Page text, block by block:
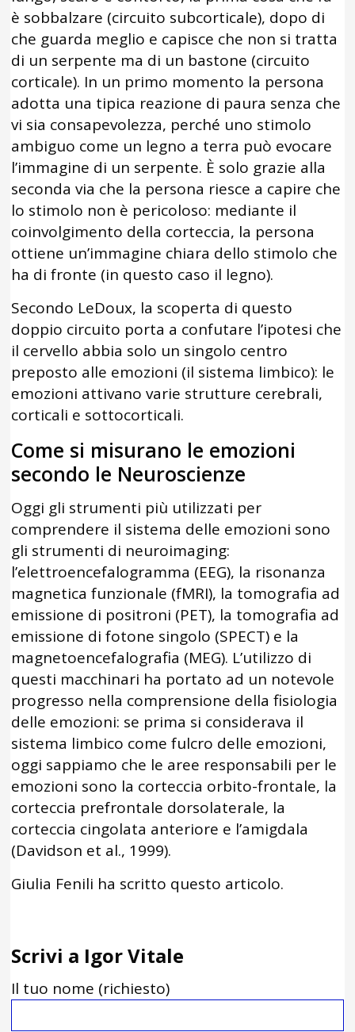
è sobbalzare (circuito subcorticale), dopo di
che guarda meglio e capisce che non si tratta
di un serpente ma di un bastone (circuito
corticale). In un primo momento la persona
adotta una tipica reazione di paura senza che
vi sia consapevolezza, perché uno stimolo
ambiguo come un legno a terra può evocare
l’immagine di un serpente. È solo grazie alla
seconda via che la persona riesce a capire che
lo stimolo non è pericoloso: mediante il
coinvolgimento della corteccia, la persona
ottiene un’immagine chiara dello stimolo che
ha di fronte (in questo caso il legno).
Secondo LeDoux, la scoperta di questo
doppio circuito porta a confutare l’ipotesi che
il cervello abbia solo un singolo centro
preposto alle emozioni (il sistema limbico): le
emozioni attivano varie strutture cerebrali,
corticali e sottocorticali.
Come si misurano le emozioni
secondo le Neuroscienze
Oggi gli strumenti più utilizzati per
comprendere il sistema delle emozioni sono
gli strumenti di neuroimaging:
l’elettroencefalogramma (EEG), la risonanza
magnetica funzionale (fMRI), la tomografia ad
emissione di positroni (PET), la tomografia ad
emissione di fotone singolo (SPECT) e la
magnetoencefalografia (MEG). L’utilizzo di
questi macchinari ha portato ad un notevole
progresso nella comprensione della fisiologia
delle emozioni: se prima si considerava il
sistema limbico come fulcro delle emozioni,
oggi sappiamo che le aree responsabili per le
emozioni sono la corteccia orbito-frontale, la
corteccia prefrontale dorsolaterale, la
corteccia cingolata anteriore e l’amigdala
(Davidson et al., 1999).
Giulia Fenili ha scritto questo articolo.
Scrivi a Igor Vitale
Il tuo nome (richiesto)